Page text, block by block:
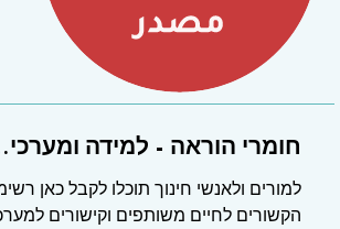
חומרי הוראה – למידה
למורים ולאנשי חינוך תוכלו לקבל כאן
הקשורים לחיים משותפים וקישורים